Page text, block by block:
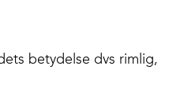
betydelse dvs rimlig,